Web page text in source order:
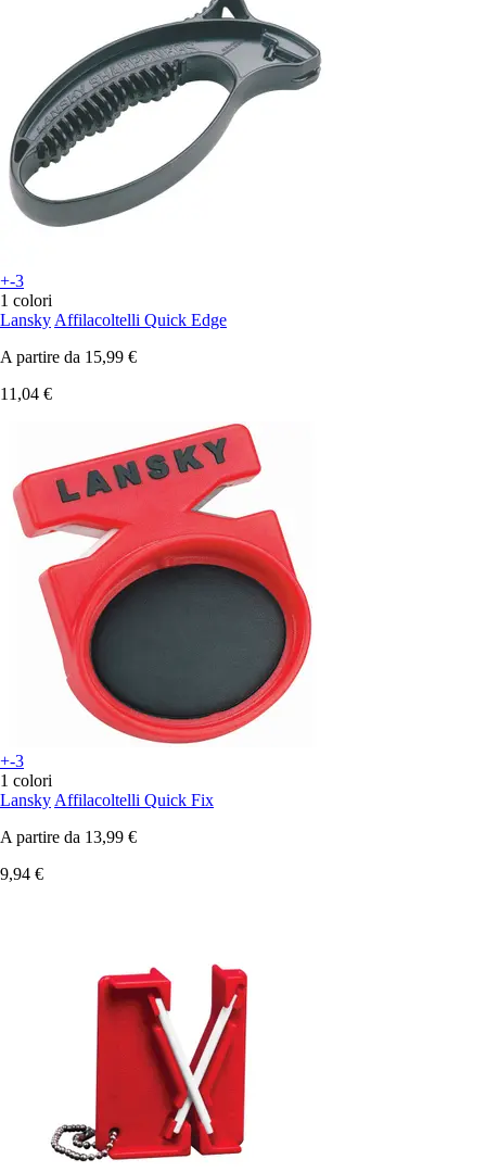
+-3
1 colori
Lansky Affilacoltelli Quick Edge
A partire da 15,99 €
11,04 €
+-3
1 colori
Lansky Affilacoltelli Quick Fix
A partire da 13,99 €
9,94 €